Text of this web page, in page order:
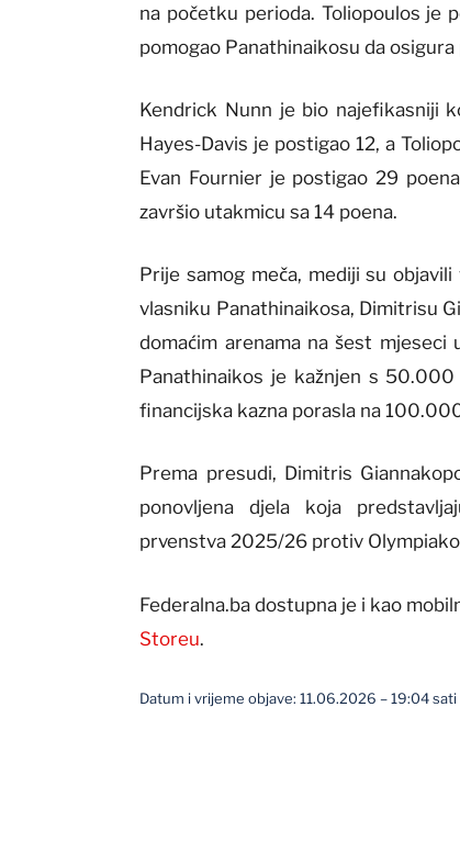
na početku perioda. Toliopoulos je
pomogao Panathinaikosu da
Kendrick Nunn je bio najefikasniji
Hayes-Davis je postigao 12, a
Evan Fournier je postigao 29
završio utakmicu sa 14 poena.
Prije samog meča, mediji su
vlasniku Panathinaikosa, Dimitrisu
domaćim arenama na šest
Panathinaikos je kažnjen s
financijska kazna porasla na
Prema presudi, Dimitris
ponovljena djela koja
prvenstva 2025/26 protiv
Federalna.ba dostupna je i kao
Storeu.
Datum i vrijeme objave: 11.06.2026 – 19:04 sati